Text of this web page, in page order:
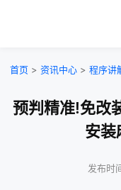
首页 > 资讯中心 > 程序讲
预判精准!免改
安装
发布时